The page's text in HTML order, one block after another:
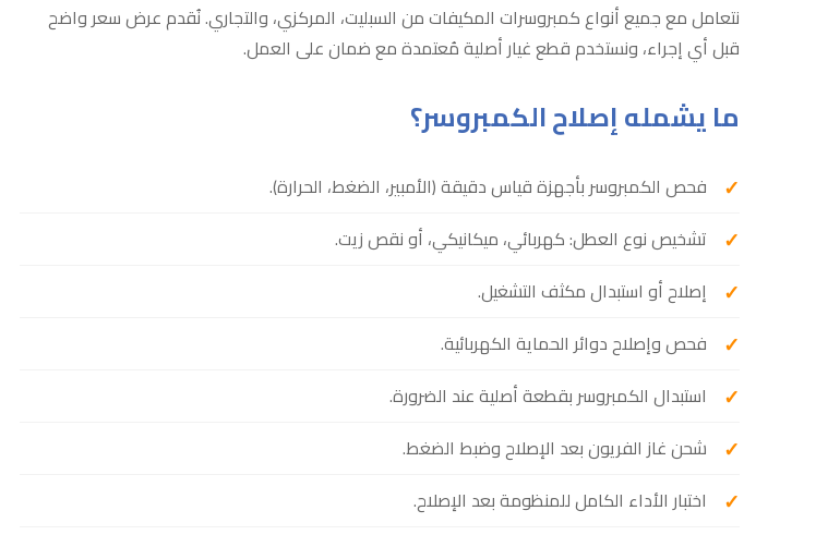
نتعامل مع جميع أنواع كمبروسرات المكيفات من السبليت، المركزي، والتجاري. نُقدم عرض سعر واضح
قبل أي إجراء، ونستخدم قطع غيار أصلية مُعتمدة مع ضمان على العمل.
ما يشمله إصلاح الكمبروسر؟
فحص الكمبروسر بأجهزة قياس دقيقة (الأمبير، الضغط، الحرارة).
تشخيص نوع العطل: كهربائي، ميكانيكي، أو نقص زيت.
إصلاح أو استبدال مكثف التشغيل.
فحص وإصلاح دوائر الحماية الكهربائية.
استبدال الكمبروسر بقطعة أصلية عند الضرورة.
شحن غاز الفريون بعد الإصلاح وضبط الضغط.
اختبار الأداء الكامل للمنظومة بعد الإصلاح.